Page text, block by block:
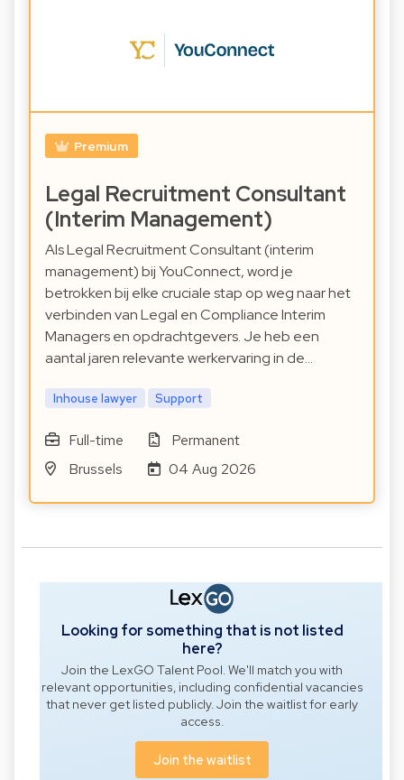
Premium
Legal Recruitment Consultant
(Interim Management)
Als Legal Recruitment Consultant (interim
management) bij YouConnect, word je
betrokken bij elke cruciale stap op weg naar het
verbinden van Legal en Compliance Interim
Managers en opdrachtgevers. Je heb een
aantal jaren relevante werkervaring in de…
Inhouse lawyer Support
Full-time
Permanent
Brussels
04 Aug 2026
Looking for something that is not listed
here?
Join the LexGO Talent Pool. We'll match you with
relevant opportunities, including confidential vacancies
that never get listed publicly. Join the waitlist for early
access.
Join the waitlist